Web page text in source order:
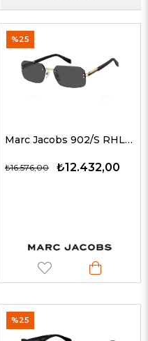
Marc Jacobs 902/S RHLIR 60 G Güneş Gözlüğü
₺12.432,00
₺16.576,00
%25
%25